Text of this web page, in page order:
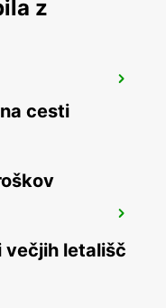
z
cesti
večjih letališč